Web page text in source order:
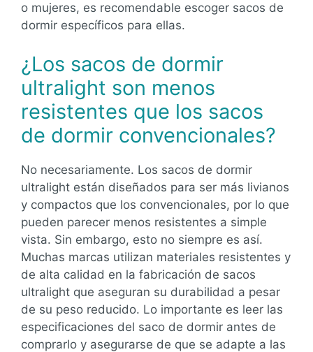
o mujeres, es recomendable escoger sacos de
dormir específicos para ellas.
¿Los sacos de dormir
ultralight son menos
resistentes que los sacos
de dormir convencionales?
No necesariamente. Los sacos de dormir
ultralight están diseñados para ser más livianos
y compactos que los convencionales, por lo que
pueden parecer menos resistentes a simple
vista. Sin embargo, esto no siempre es así.
Muchas marcas utilizan materiales resistentes y
de alta calidad en la fabricación de sacos
ultralight que aseguran su durabilidad a pesar
de su peso reducido. Lo importante es leer las
especificaciones del saco de dormir antes de
comprarlo y asegurarse de que se adapte a las